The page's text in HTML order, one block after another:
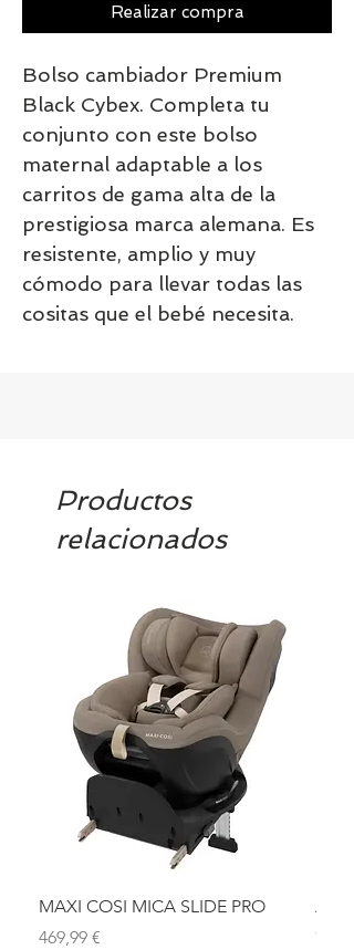
Realizar compra
Bolso cambiador Premium
Black Cybex. Completa tu
conjunto con este bolso
maternal adaptable a los
carritos de gama alta de la
prestigiosa marca alemana. Es
resistente, amplio y muy
cómodo para llevar todas las
cositas que el bebé necesita.
Productos
relacionados
MAXI COSI MICA SLIDE PRO
Precio
469,99 €